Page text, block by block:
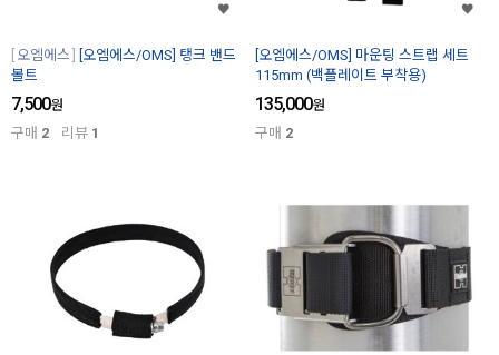
오엠에스
[오엠에스/OMS] 탱크 밴드
볼트
7,500원
구매 2 리뷰 1
[오엠에스/OMS] 마운팅 스트랩 세트
115mm (백플레이트 부착용)
135,000원
구매 2